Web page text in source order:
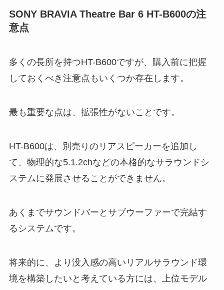
SONY BRAVIA Theatre Bar 6 HT-B600の注
意点
多くの長所を持つHT-B600ですが、購入前に把握
しておくべき注意点もいくつか存在します。
最も重要な点は、拡張性がないことです。
HT-B600は、別売りのリアスピーカーを追加し
て、物理的な5.1.2chなどの本格的なサラウンドシ
ステムに発展させることができません。
あくまでサウンドバーとサブウーファーで完結す
るシステムです。
将来的に、より没入感の高いリアルサラウンド環
境を構築したいと考えている方には、上位モデル